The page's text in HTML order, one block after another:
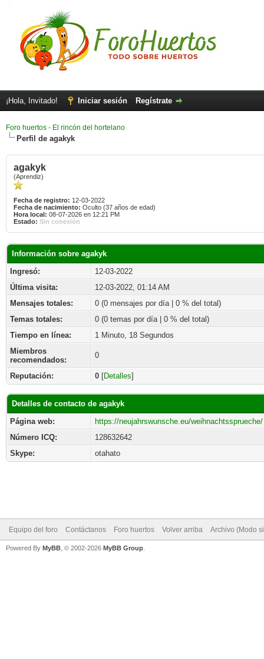
¡Hola, Invitado! Iniciar sesión Regístrate
Foro huertos - El rincón del hortelano
Perfil de agakyk
agakyk
(Aprendiz)
Fecha de registro: 12-03-2022
Fecha de nacimiento: Oculto (37 años de edad)
Hora local: 08-07-2026 en 12:21 PM
Estado: Sin conexión
Información sobre agakyk
Ingresó:
12-03-2022
Última visita:
12-03-2022, 01:14 AM
Mensajes totales:
0 (0 mensajes por día | 0 % del total)
Temas totales:
0 (0 temas por día | 0 % del total)
Tiempo en línea:
1 Minuto, 18 Segundos
Miembros
recomendados:
0
Reputación: 0 [Detalles]
Detalles de contacto de agakyk
Página web:
https://neujahrswunsche.eu/weihnachtssprueche/
Número ICQ:
128632642
Skype:
otahato
Equipo del foro Contáctanos Foro huertos Volver arriba Archivo (Modo
Powered By MyBB , © 2002-2026 MyBB Group